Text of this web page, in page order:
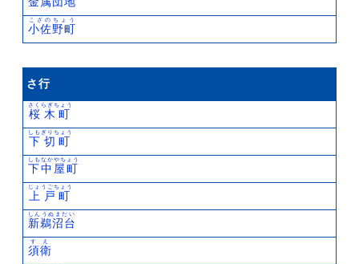
小佐野町
こざのちょう
さ行
桜木町
さくらぎちょう
下切町
しもぎりちょう
下中屋町
しもなかやちょう
上戸町
じょうごちょう
新鵜沼台
しんうぬまだい
須衛
すえ